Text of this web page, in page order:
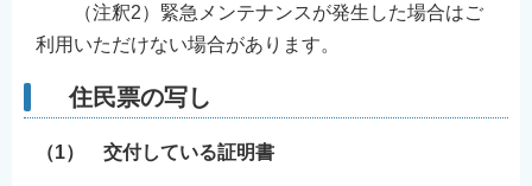
（注釈2）緊急メンテナンスが発生した場合はご
利用いただけない場合があります。
住民票の写し
（1） 交付している証明書